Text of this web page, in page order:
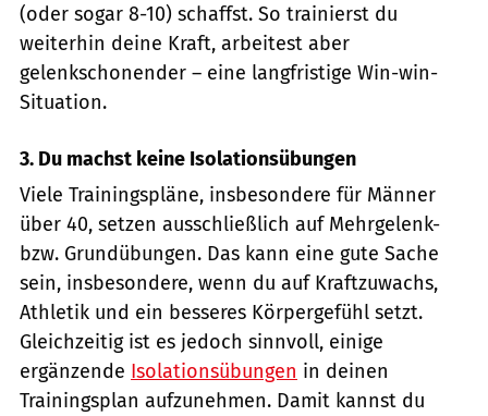
(oder sogar 8-10) schaffst. So trainierst du
weiterhin deine Kraft, arbeitest aber
gelenkschonender – eine langfristige Win-win-
Situation.
3. Du machst keine Isolationsübungen
Viele Trainingspläne, insbesondere für Männer
über 40, setzen ausschließlich auf Mehrgelenk-
bzw. Grundübungen. Das kann eine gute Sache
sein, insbesondere, wenn du auf Kraftzuwachs,
Athletik und ein besseres Körpergefühl setzt.
Gleichzeitig ist es jedoch sinnvoll, einige
ergänzende Isolationsübungen in deinen
Trainingsplan aufzunehmen. Damit kannst du